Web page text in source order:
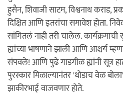
हुसैन, शिवाजी साटम, विश्वनाथ कराड,
दिक्षित आणि इतरांचा समावेश होता.
सांगितलं नाही तरी चालेल.
ह्यांच्या भाषणाने झाली आणि आश्चर्य
संपवले! आणि पुढे गाडगीळ ह्यांनी सूत्र
पुरस्कार मिळाल्यानंतर 'थोडाच वेळ
झाकीरभाई वाजवणार होते.